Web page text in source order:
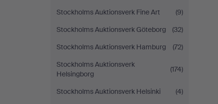
Stockholms Auktionsverk Fine Art
(9)
Stockholms Auktionsverk Göteborg
(32)
Stockholms Auktionsverk Hamburg
(72)
Stockholms Auktionsverk
Helsingborg
(174)
Stockholms Auktionsverk Helsinki
(4)